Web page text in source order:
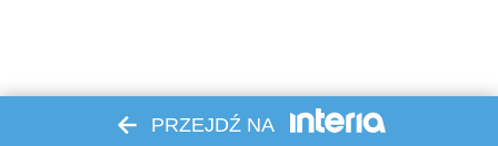
PRZEJDŹ NA